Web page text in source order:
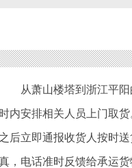
从萧山楼塔到浙江平
时内安排相关人员上门取
之后立即通报收货人按时
，电话准时反馈给承运